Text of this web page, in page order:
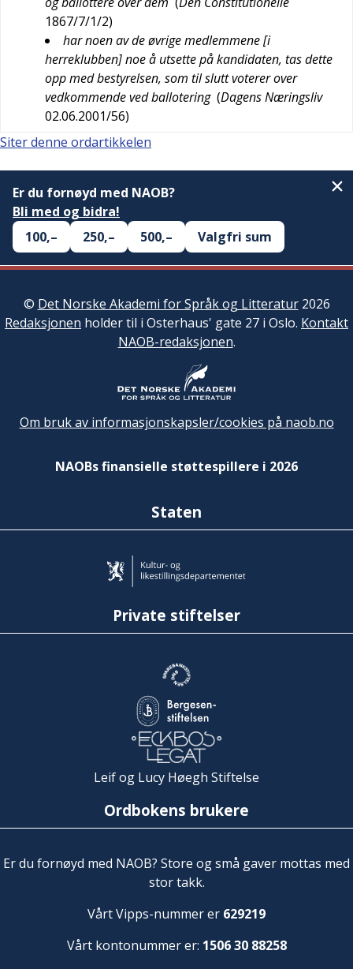
1867/7/1/2)
har noen av de øvrige medlemmene [i
herreklubben] noe å utsette på kandidaten, tas dette
opp med bestyrelsen, som til slutt voterer over
vedkommende ved ballotering (Dagens Næringsliv
02.06.2001/56)
Siter denne ordartikkelen
Er du fornøyd med NAOB?
Bli med og bidra!
100,–
250,– 500,– Valgfri sum
© Det Norske Akademi for Språk og Litteratur2026
Redaksjonen holder til i Osterhaus' gate 27 i Oslo. Kontakt
NAOB-redaksjonen.
Om bruk av informasjonskapsler/cookies på naob.no
NAOBs finansielle støttespillere i 2026
Staten
Private stiftelser
Leif og Lucy Høegh Stiftelse
Ordbokens brukere
Er du fornøyd med NAOB? Store og små gaver mottas med
stor takk.
Vårt Vipps-nummer er 629219
Vårt kontonummer er: 1506 30 88258